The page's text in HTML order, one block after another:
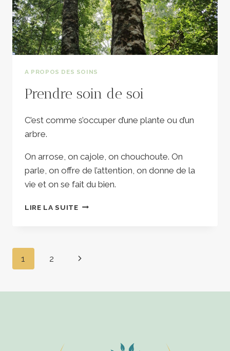
?
A PROPOS DES SOINS
Prendre soin de soi
C’est comme s’occuper d’une plante ou d’un
arbre.
On arrose, on cajole, on chouchoute. On
parle, on offre de l’attention, on donne de la
vie et on se fait du bien.
LIRE LA SUITEPRENDRE
Navigation
1 2
Page